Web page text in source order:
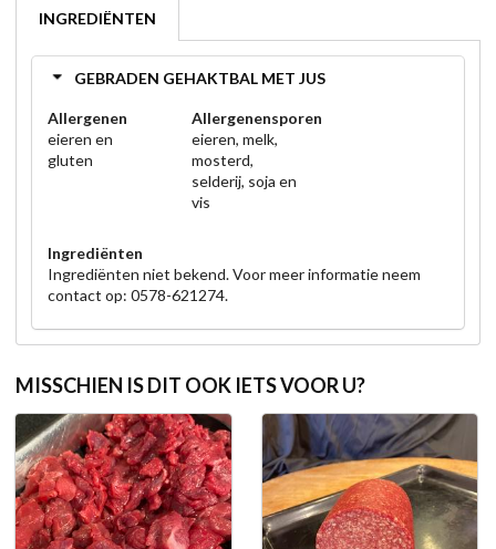
INGREDIËNTEN
GEBRADEN GEHAKTBAL MET JUS
Allergenen
eieren en
gluten
Allergenensporen
eieren, melk,
mosterd,
selderij, soja en
vis
Ingrediënten
Ingrediënten niet bekend. Voor meer informatie neem
contact op: 0578-621274.
MISSCHIEN IS DIT OOK IETS VOOR U?